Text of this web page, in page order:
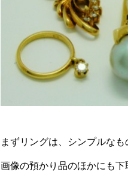
まずリングは、シンプルな
画像の預かり品のほかにも